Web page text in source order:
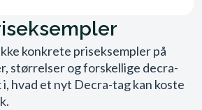
konkrete priseksempler på
størrelser og forskellige decra-
hvad et nyt Decra-tag kan koste